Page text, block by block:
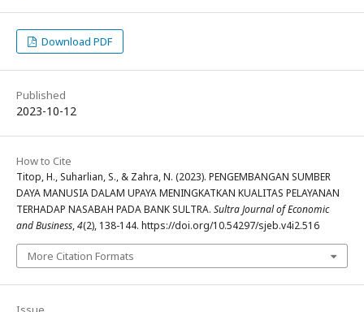
Download PDF
Published
2023-10-12
How to Cite
Titop, H., Suharlian, S., & Zahra, N. (2023). PENGEMBANGAN SUMBER
DAYA MANUSIA DALAM UPAYA MENINGKATKAN KUALITAS PELAYANAN
TERHADAP NASABAH PADA BANK SULTRA. Sultra Journal of Economic
and Business,4(2), 138-144. https://doi.org/10.54297/sjeb.v4i2.516
More Citation Formats